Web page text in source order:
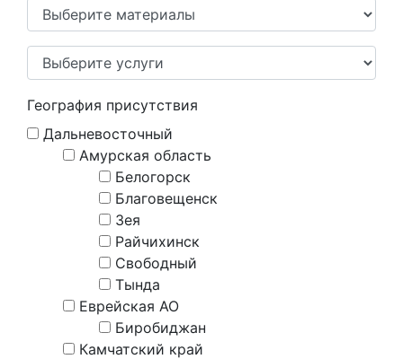
География присутствия
Дальневосточный
Амурская область
Белогорск
Благовещенск
Зея
Райчихинск
Свободный
Тында
Еврейская АО
Биробиджан
Камчатский край